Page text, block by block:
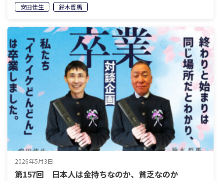
歳で経営から退くことを決めている鈴木哲馬。「イケイケ
ど…
安田佳生 鈴木哲馬
2026年5月3日
第157回 日本人は金持ちなのか、貧乏なのか